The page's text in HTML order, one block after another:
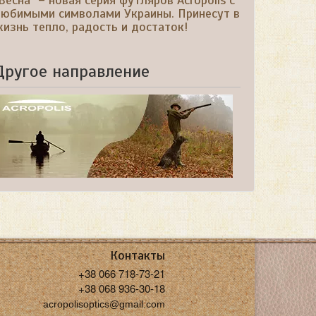
символами Украины. Принесут в
тепло, радость и достаток!
направление
Контакты
+38 066 718-73-21
+38 068 936-30-18
acropolisoptics@gmail.com